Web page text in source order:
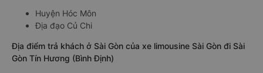
Huyện Hóc Môn
Địa đạo Củ Chi
Địa điểm trả khách ở Sài Gòn của xe limousine Sài Gòn đi Sài
Gòn Tín Hương (Bình Định)